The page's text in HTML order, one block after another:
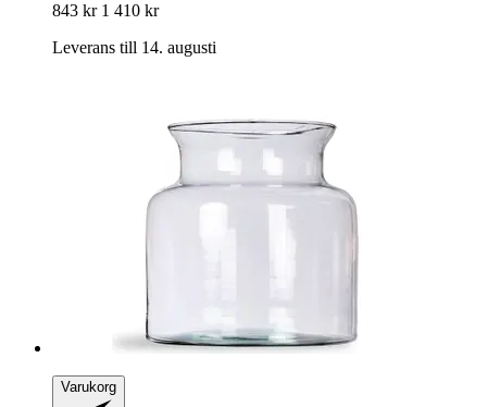
843 kr 1 410 kr
Leverans till 14. augusti
Varukorg